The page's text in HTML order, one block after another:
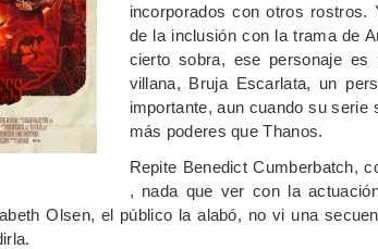
incorporados con otros rostros.
de la inclusión con la trama de
cierto sobra, ese personaje
villana, Bruja Escarlata, un
importante, aun cuando su serie
más poderes que Thanos.
Repite Benedict Cumberbatch,
, nada que ver con la
Olsen, el público la alabó, no vi una